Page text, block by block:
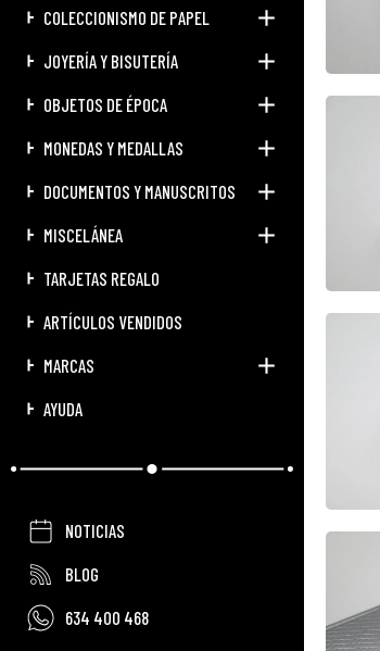
COLECCIONISMO DE PAPEL
JOYERÍA Y BISUTERÍA
OBJETOS DE ÉPOCA
MONEDAS Y MEDALLAS
DOCUMENTOS Y MANUSCRITOS
MISCELÁNEA
TARJETAS REGALO
ARTÍCULOS VENDIDOS
MARCAS
AYUDA
NOTICIAS
BLOG
634 400 468